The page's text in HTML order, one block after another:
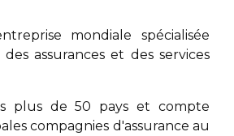
mondiale spécialisée
assurances et des services
plus de 50 pays et compte
compagnies d'assurance au